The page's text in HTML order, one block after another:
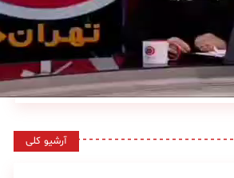
آرشیو کلی